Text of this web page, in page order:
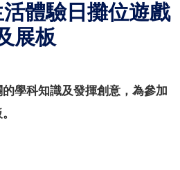
體驗日攤位遊戲
展板
學科知識及發揮創意，為參加